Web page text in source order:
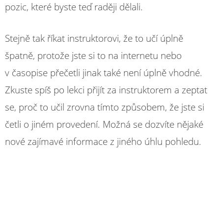
pozic, které byste teď raději dělali.
Stejně tak říkat instruktorovi, že to učí úplně
špatně, protože jste si to na internetu nebo
v časopise přečetli jinak také není úplně vhodné.
Zkuste spíš po lekci přijít za instruktorem a zeptat
se, proč to učil zrovna tímto způsobem, že jste si
četli o jiném provedení. Možná se dozvíte nějaké
nové zajímavé informace z jiného úhlu pohledu.